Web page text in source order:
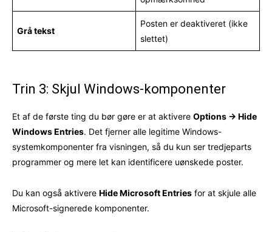
Grå tekst
Posten er deaktiveret (ikke
slettet)
Trin 3: Skjul Windows-komponenter
Et af de første ting du bør gøre er at aktivere Options → Hide
Windows Entries. Det fjerner alle legitime Windows-
systemkomponenter fra visningen, så du kun ser tredjeparts
programmer og mere let kan identificere uønskede poster.
Du kan også aktivere Hide Microsoft Entries for at skjule alle
Microsoft-signerede komponenter.